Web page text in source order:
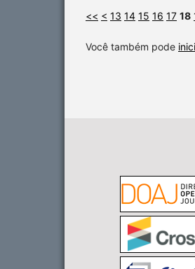
<< < 13 14 15 16 17 18
Você também pode